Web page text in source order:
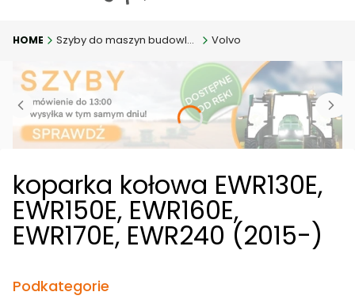
Szyby do maszyn budowlanych Volvo
koparka kołowa EWR130E,
EWR150E, EWR160E,
EWR170E, EWR240 (2015-)
Podkategorie